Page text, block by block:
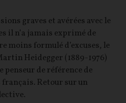
graves et avérées avec le
il n’a jamais exprimé de
moins formulé d’excuses, le
Heidegger (1889-1976)
penseur de référence de
Retour sur un